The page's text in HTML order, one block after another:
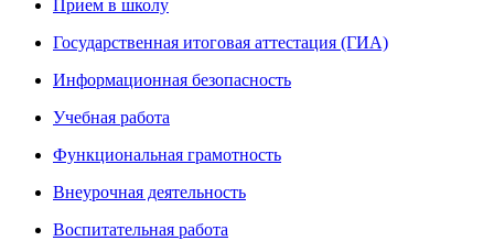
Прием в школу
Государственная итоговая аттестация (ГИА)
Информационная безопасность
Учебная работа
Функциональная грамотность
Внеурочная деятельность
Воспитательная работа